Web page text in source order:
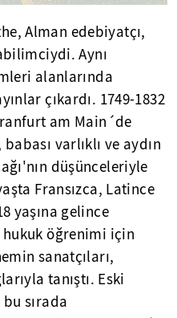
Alman edebiyatçı,
Aynı
alanlarında
çıkardı. 1749-1832
am Main´de
varlıklı ve aydın
düşünceleriyle
Fransızca, Latince
yaşına gelince
hukuk öğrenimi için
sanatçıları,
tanıştı. Eski
bu sırada